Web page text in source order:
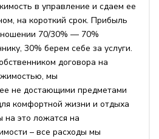
в управление и сдаем ее
на короткий срок. Прибыль
70/30% — 70%
30% берем себе за услуги.
договора на
мы
не достающими предметами
комфортной жизни и отдыха
на это ложатся на
– все расходы мы